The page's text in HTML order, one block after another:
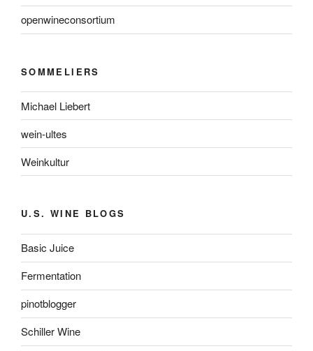
openwineconsortium
SOMMELIERS
Michael Liebert
wein-ultes
Weinkultur
U.S. WINE BLOGS
Basic Juice
Fermentation
pinotblogger
Schiller Wine